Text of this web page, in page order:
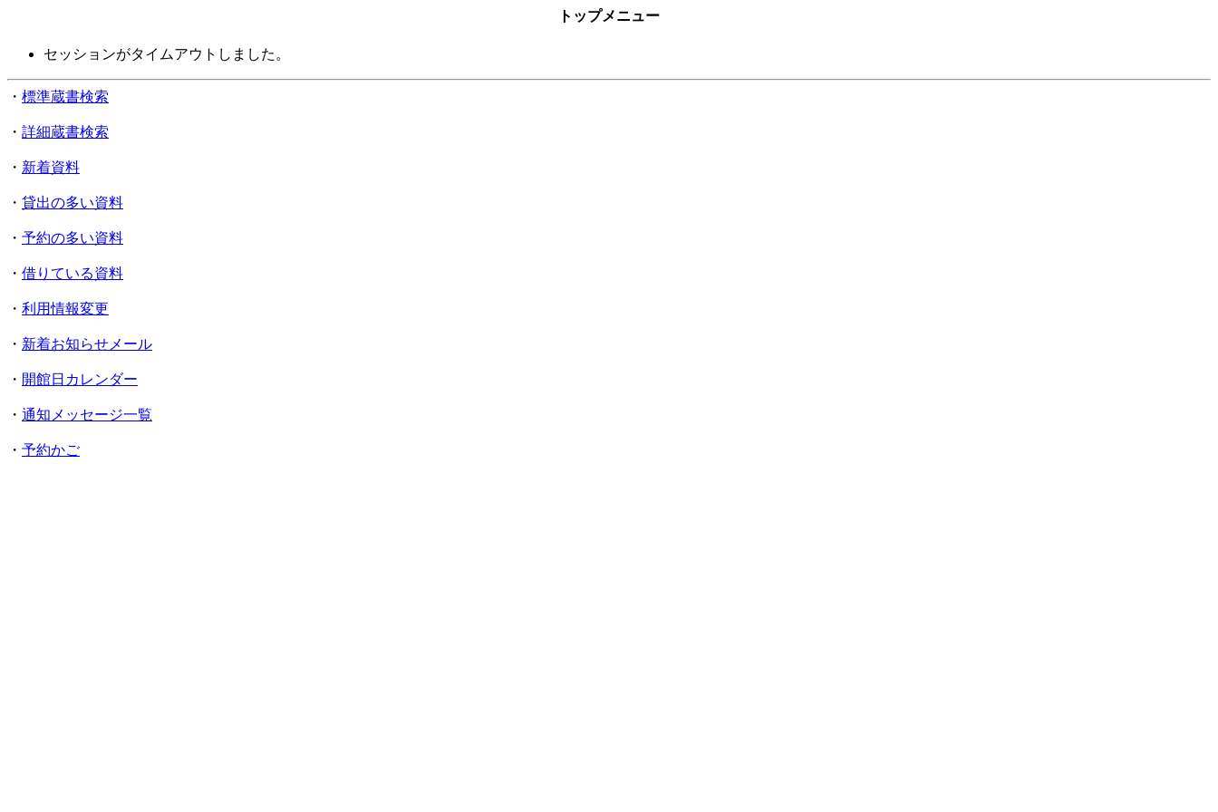
トップメニュー
セッションがタイムアウトしました。
・ 標準蔵書検索
・ 詳細蔵書検索
・ 新着資料
・ 貸出の多い資料
・ 予約の多い資料
・ 借りている資料
・ 利用情報変更
・ 新着お知らせメール
・ 開館日カレンダー
・ 通知メッセージ一覧
・ 予約かご